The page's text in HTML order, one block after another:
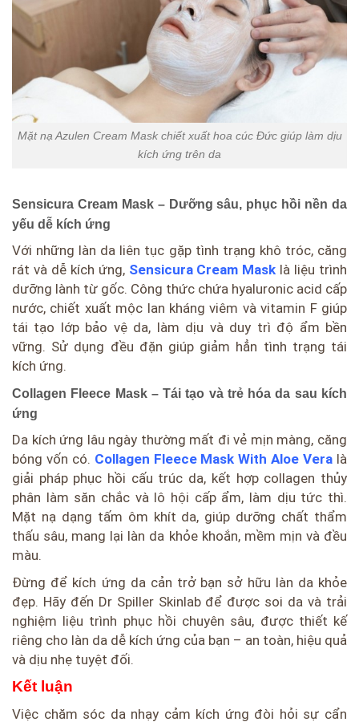
Mặt nạ Azulen Cream Mask chiết xuất hoa cúc Đức giúp làm dịu
kích ứng trên da
Sensicura Cream Mask – Dưỡng sâu, phục hồi nền da
yếu dễ kích ứng
Với những làn da liên tục gặp tình trạng khô tróc, căng
rát và dễ kích ứng, Sensicura Cream Mask là liệu trình
dưỡng lành từ gốc. Công thức chứa hyaluronic acid cấp
nước, chiết xuất mộc lan kháng viêm và vitamin F giúp
tái tạo lớp bảo vệ da, làm dịu và duy trì độ ẩm bền
vững. Sử dụng đều đặn giúp giảm hẳn tình trạng tái
kích ứng.
Collagen Fleece Mask – Tái tạo và trẻ hóa da sau kích
ứng
Da kích ứng lâu ngày thường mất đi vẻ mịn màng, căng
bóng vốn có. Collagen Fleece Mask With Aloe Vera là
giải pháp phục hồi cấu trúc da, kết hợp collagen thủy
phân làm săn chắc và lô hội cấp ẩm, làm dịu tức thì.
Mặt nạ dạng tấm ôm khít da, giúp dưỡng chất thẩm
thấu sâu, mang lại làn da khỏe khoắn, mềm mịn và đều
màu.
Đừng để kích ứng da cản trở bạn sở hữu làn da khỏe
đẹp. Hãy đến Dr Spiller Skinlab để được soi da và trải
nghiệm liệu trình phục hồi chuyên sâu, được thiết kế
riêng cho làn da dễ kích ứng của bạn – an toàn, hiệu quả
và dịu nhẹ tuyệt đối.
Kết luận
Việc chăm sóc da nhạy cảm kích ứng đòi hỏi sự cẩn